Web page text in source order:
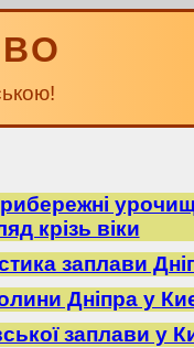
крізь віки
заплави
Дніпра у
заплави у